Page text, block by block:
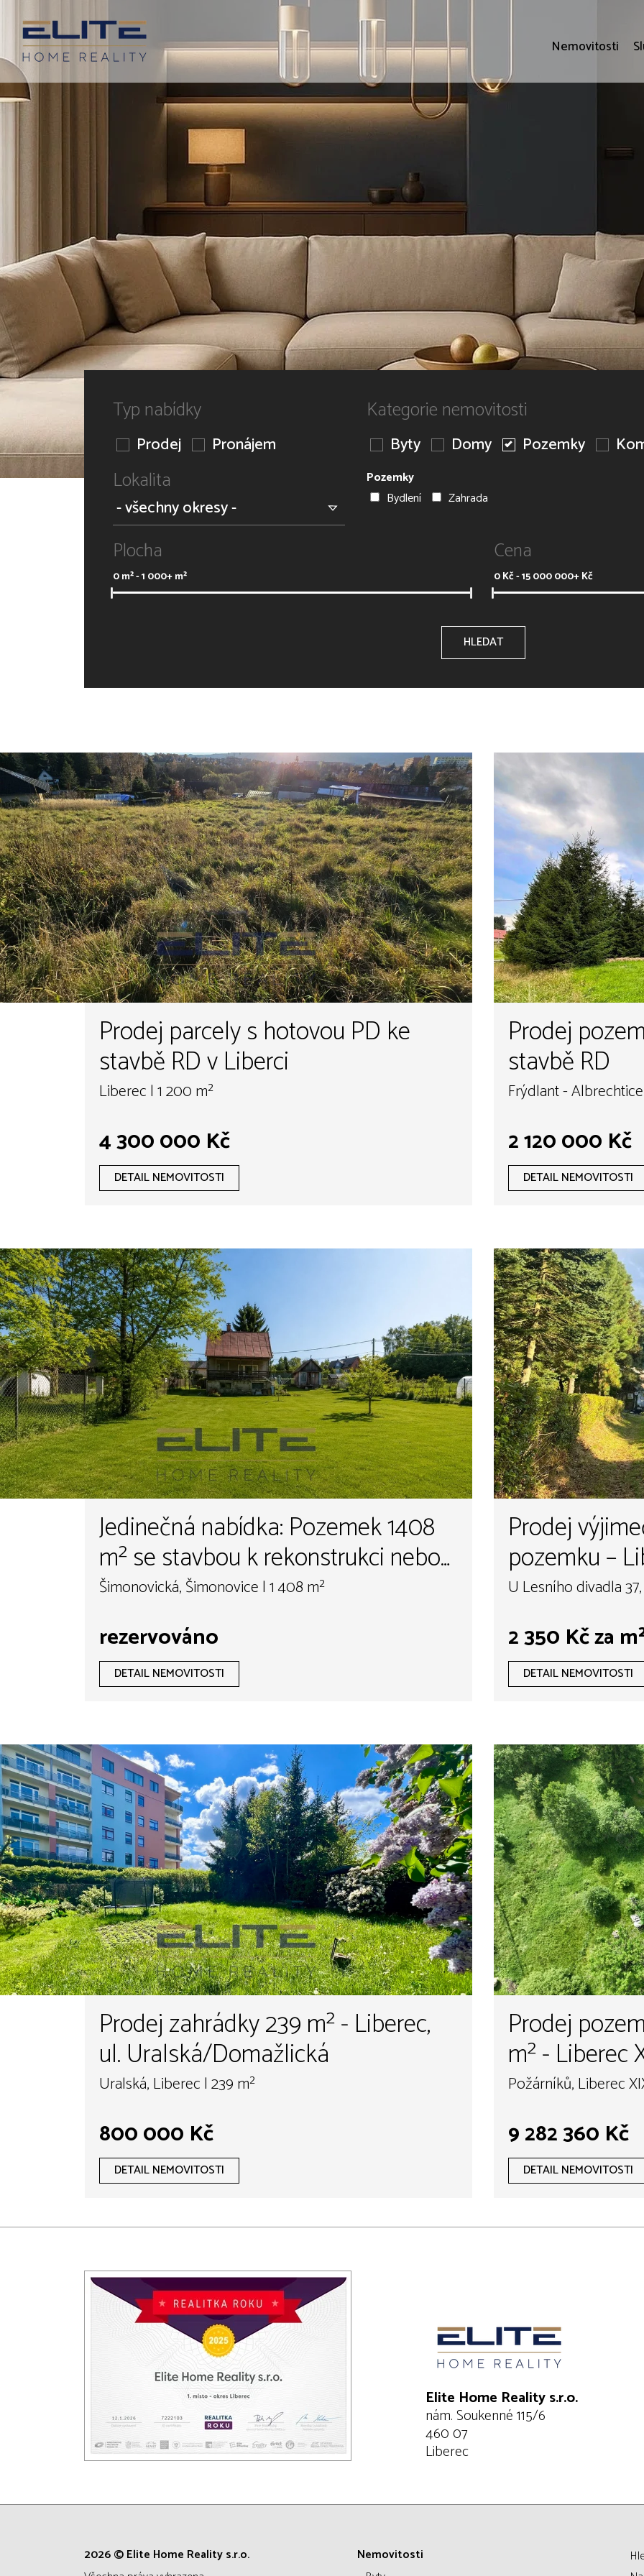
Nemovitosti
Typ nabídky
Prodej Pronájem
Lokalita
Kategorie nemovitosti
Byty Domy Pozemky
Pozemky
Bydlení
Zahrada
Plocha
0m² -1 000+m²
Cena
0Kč -15 000 000+Kč
HLEDAT
Prodej parcely s hotovou PD ke
stavbě RD v Liberci
Liberec | 1 200 m²
4 300 000 Kč
DETAIL NEMOVITOSTI
Prodej
stavbě RD
Frýdlant -
2 120 000 Kč
DETAIL NEMOVITOSTI
Jedinečná nabídka: Pozemek 1408
m² se stavbou k rekonstrukci nebo
okamžitému bydlení
Šimonovická, Šimonovice | 1 408 m²
rezervováno
DETAIL NEMOVITOSTI
Prodej
pozemku –
divadla, 4 461 m², Liberec XVII-
Kateřinky
U Lesního divadla
2 350 Kč za
DETAIL NEMOVITOSTI
Prodej zahrádky 239 m² - Liberec,
ul. Uralská/Domažlická
Uralská, Liberec | 239 m²
800 000 Kč
DETAIL NEMOVITOSTI
Prodej
m² - Liberec
Požárníků, Liberec
9 282 360 Kč
DETAIL NEMOVITOSTI
Elite Home Reality s.r.o.
nám. Soukenné 115/6
460 07
Liberec
2026 © Elite Home Reality s.r.o.
Nemovitosti